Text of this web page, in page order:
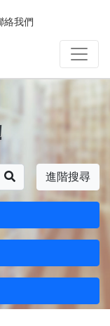
絡我們
進階搜尋